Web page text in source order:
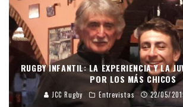
RUGBY INFANTIL: LA EXPERIENCIA Y LA
POR LOS MÁS CHICOS
JCC Rugby Entrevistas 22/05/